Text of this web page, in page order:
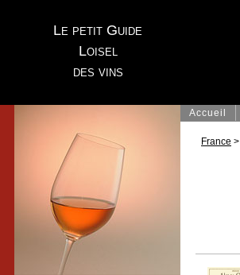
Le petit Guide
Loisel
des vins
Accueil
France >